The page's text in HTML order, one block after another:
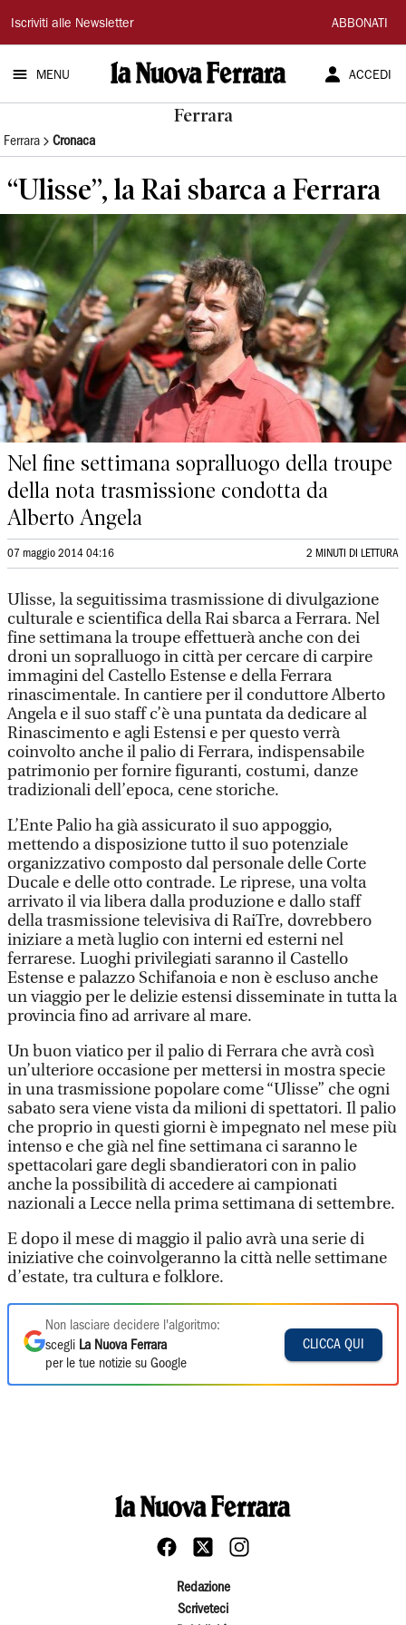
La
Nuova
Ferrara
Iscriviti alle Newsletter ABBONATI
MENU ACCEDI
Ferrara
Ferrara Cronaca
“Ulisse”, la Rai sbarca a Ferrara
Nel fine settimana sopralluogo della troupe
della nota trasmissione condotta da
Alberto Angela
07 maggio 2014 04:16 2 MINUTI DI LETTURA
Ulisse, la seguitissima trasmissione di divulgazione
culturale e scientifica della Rai sbarca a Ferrara. Nel
fine settimana la troupe effettuerà anche con dei
droni un sopralluogo in città per cercare di carpire
immagini del Castello Estense e della Ferrara
rinascimentale. In cantiere per il conduttore Alberto
Angela e il suo staff c’è una puntata da dedicare al
Rinascimento e agli Estensi e per questo verrà
coinvolto anche il palio di Ferrara, indispensabile
patrimonio per fornire figuranti, costumi, danze
tradizionali dell’epoca, cene storiche.
L’Ente Palio ha già assicurato il suo appoggio,
mettendo a disposizione tutto il suo potenziale
organizzativo composto dal personale delle Corte
Ducale e delle otto contrade. Le riprese, una volta
arrivato il via libera dalla produzione e dallo staff
della trasmissione televisiva di RaiTre, dovrebbero
iniziare a metà luglio con interni ed esterni nel
ferrarese. Luoghi privilegiati saranno il Castello
Estense e palazzo Schifanoia e non è escluso anche
un viaggio per le delizie estensi disseminate in tutta la
provincia fino ad arrivare al mare.
Un buon viatico per il palio di Ferrara che avrà così
un’ulteriore occasione per mettersi in mostra specie
in una trasmissione popolare come “Ulisse” che ogni
sabato sera viene vista da milioni di spettatori. Il palio
che proprio in questi giorni è impegnato nel mese più
intenso e che già nel fine settimana ci saranno le
spettacolari gare degli sbandieratori con in palio
anche la possibilità di accedere ai campionati
nazionali a Lecce nella prima settimana di settembre.
E dopo il mese di maggio il palio avrà una serie di
iniziative che coinvolgeranno la città nelle settimane
d’estate, tra cultura e folklore.
Non lasciare decidere l'algoritmo:
scegli La Nuova Ferrara
per le tue notizie su Google
CLICCA QUI
Redazione
Scriveteci